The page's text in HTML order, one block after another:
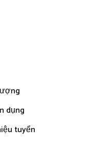
dụng
tuyển